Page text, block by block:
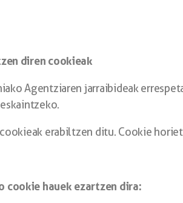
diren cookieak
Agentziaren jarraibideak
erabiltzen ditu. Cookie
cookie hauek ezartzen dira: